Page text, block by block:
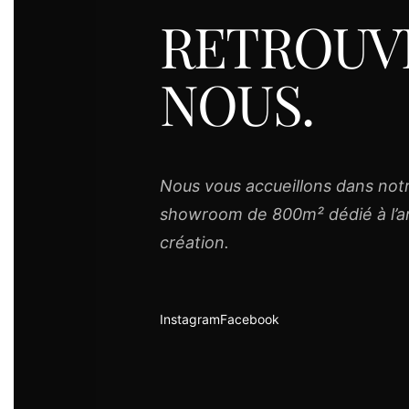
NOUS.
Nous vous accueillons dans
showroom de 800m² dédié à
création.
InstagramFacebook